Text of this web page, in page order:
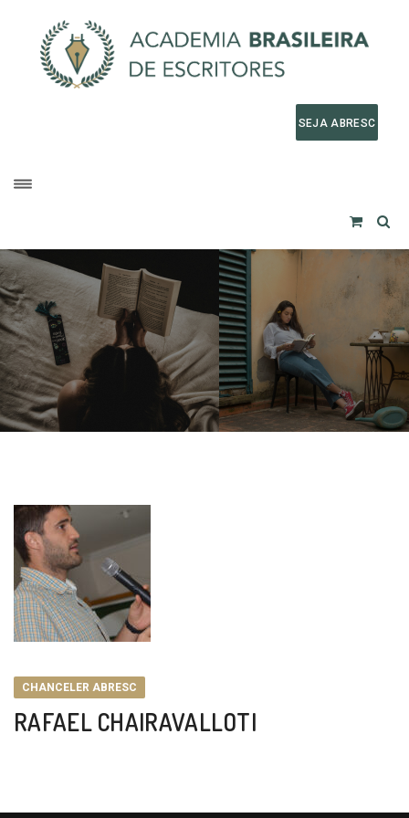
SEJA ABRESC
CHANCELER ABRESC
RAFAEL CHAIRAVALLOTI